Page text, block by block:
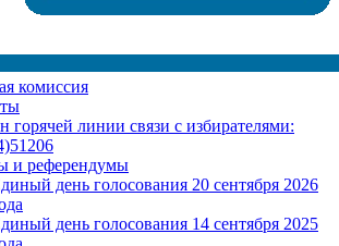
комиссия
горячей линии связи с избирателями:
и референдумы
день голосования 20 сентября 2026
день голосования 14 сентября 2025